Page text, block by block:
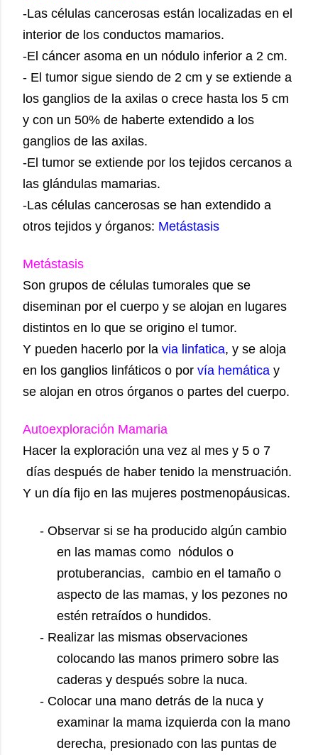
-Las células cancerosas están localizadas en el
interior de los conductos mamarios.
-El cáncer asoma en un nódulo inferior a 2 cm.
- El tumor sigue siendo de 2 cm y se extiende a
los ganglios de la axilas o crece hasta los 5 cm
y con un 50% de haberte extendido a los
ganglios de las axilas.
-El tumor se extiende por los tejidos cercanos a
las glándulas mamarias.
-Las células cancerosas se han extendido a
otros tejidos y órganos: Metástasis
Metástasis
Son grupos de células tumorales que se
diseminan por el cuerpo y se alojan en lugares
distintos en lo que se origino el tumor.
Y pueden hacerlo por la via linfatica, y se aloja
en los ganglios linfáticos o por vía hemática y
se alojan en otros órganos o partes del cuerpo.
Autoexploración Mamaria
Hacer la exploración una vez al mes y 5 o 7
días después de haber tenido la menstruación.
Y un día fijo en las mujeres postmenopáusicas.
- Observar si se ha producido algún cambio
en las mamas como nódulos o
protuberancias, cambio en el tamaño o
aspecto de las mamas, y los pezones no
estén retraídos o hundidos.
- Realizar las mismas observaciones
colocando las manos primero sobre las
caderas y después sobre la nuca.
- Colocar una mano detrás de la nuca y
examinar la mama izquierda con la mano
derecha, presionado con las puntas de